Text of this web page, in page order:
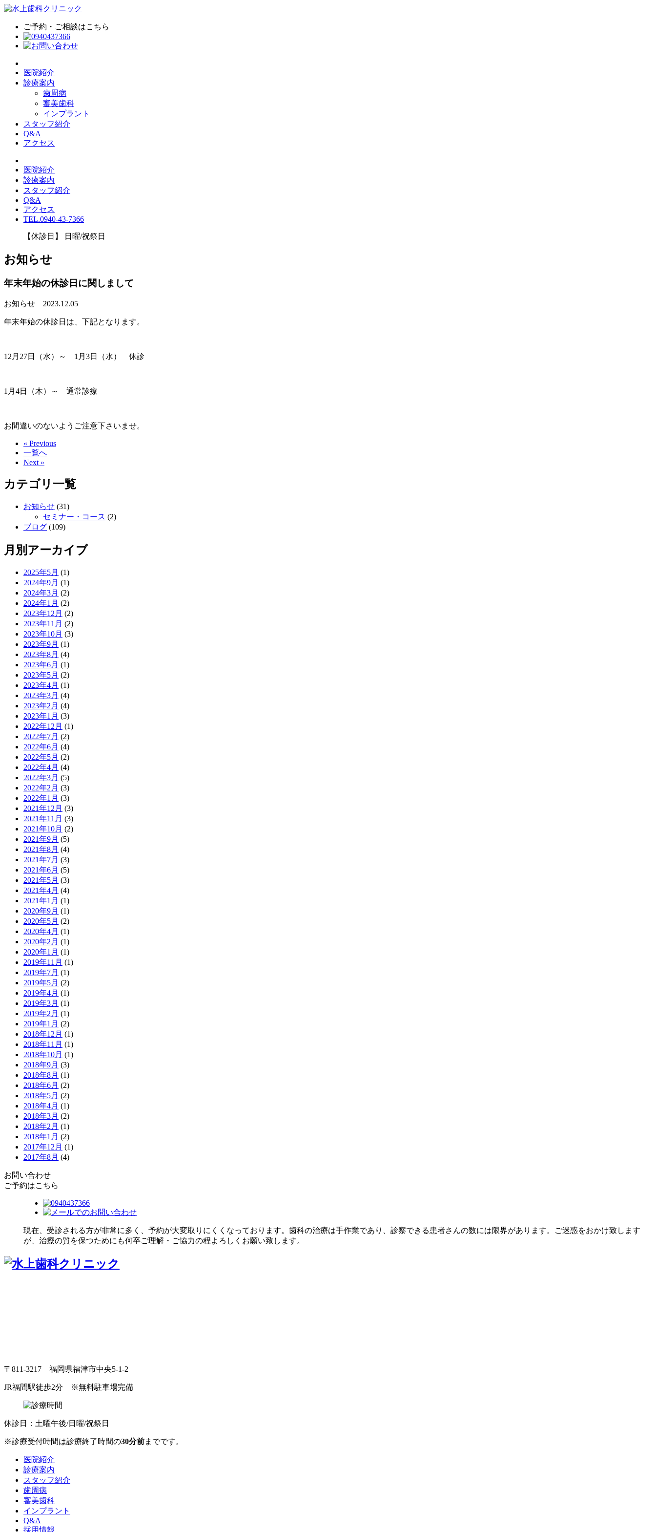
ご予約・ご相談はこちら
医院紹介
診療案内
歯周病
審美歯科
インプラント
スタッフ紹介
Q&A
アクセス
医院紹介
診療案内
スタッフ紹介
Q&A
アクセス
TEL.0940-43-7366
【休診日】 日曜/祝祭日
お知らせ
年末年始の休診日に関しまして
お知らせ 2023.12.05
年末年始の休診日は、下記となります。
12月27日（水）～ 1月3日（水） 休診
1月4日（木）～ 通常診療
お間違いのないようご注意下さいませ。
« Previous
一覧へ
Next »
カテゴリ一覧
お知らせ (31)
セミナー・コース (2)
ブログ (109)
月別アーカイブ
2025年5月 (1)
2024年9月 (1)
2024年3月 (2)
2024年1月 (2)
2023年12月 (2)
2023年11月 (2)
2023年10月 (3)
2023年9月 (1)
2023年8月 (4)
2023年6月 (1)
2023年5月 (2)
2023年4月 (1)
2023年3月 (4)
2023年2月 (4)
2023年1月 (3)
2022年12月 (1)
2022年7月 (2)
2022年6月 (4)
2022年5月 (2)
2022年4月 (4)
2022年3月 (5)
2022年2月 (3)
2022年1月 (3)
2021年12月 (3)
2021年11月 (3)
2021年10月 (2)
2021年9月 (5)
2021年8月 (4)
2021年7月 (3)
2021年6月 (5)
2021年5月 (3)
2021年4月 (4)
2021年1月 (1)
2020年9月 (1)
2020年5月 (2)
2020年4月 (1)
2020年2月 (1)
2020年1月 (1)
2019年11月 (1)
2019年7月 (1)
2019年5月 (2)
2019年4月 (1)
2019年3月 (1)
2019年2月 (1)
2019年1月 (2)
2018年12月 (1)
2018年11月 (1)
2018年10月 (1)
2018年9月 (3)
2018年8月 (1)
2018年6月 (2)
2018年5月 (2)
2018年4月 (1)
2018年3月 (2)
2018年2月 (1)
2018年1月 (2)
2017年12月 (1)
2017年8月 (4)
お問い合わせ
ご予約はこちら
現在、受診される方が非常に多く、予約が大変取りにくくなっております。歯科の治療は手作業であり、診察できる患者さんの数には限界があります。ご迷惑をおかけ致します
が、治療の質を保つためにも何卒ご理解・ご協力の程よろしくお願い致します。
〒811-3217 福岡県福津市中央5-1-2
JR福間駅徒歩2分 ※無料駐車場完備
休診日：土曜午後/日曜/祝祭日
※診療受付時間は診療終了時間の30分前までです。
医院紹介
診療案内
スタッフ紹介
歯周病
審美歯科
インプラント
Q&A
採用情報